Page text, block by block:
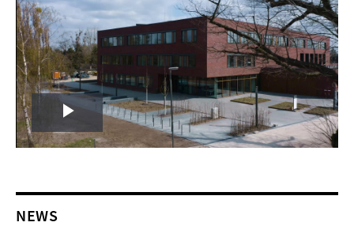
Play
NEWS